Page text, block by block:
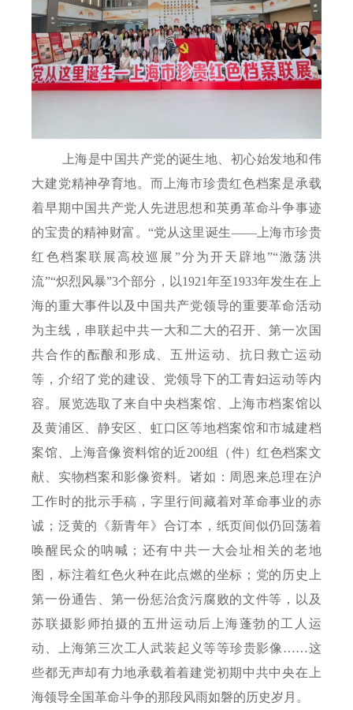
上海是中国共产党的诞生地、初心始发地和伟
大建党精神孕育地。而上海市珍贵红色档案是承载
着早期中国共产党人先进思想和英勇革命斗争事迹
的宝贵的精神财富。“党从这里诞生——上海市珍贵
红色档案联展高校巡展”分为开天辟地”“激荡洪
流”“炽烈风暴”3个部分，以1921年至1933年发生在上
海的重大事件以及中国共产党领导的重要革命活动
为主线，串联起中共一大和二大的召开、第一次国
共合作的酝酿和形成、五卅运动、抗日救亡运动
等，介绍了党的建设、党领导下的工青妇运动等内
容。展览选取了来自中央档案馆、上海市档案馆以
及黄浦区、静安区、虹口区等地档案馆和市城建档
案馆、上海音像资料馆的近200组（件）红色档案文
献、实物档案和影像资料。诸如：周恩来总理在沪
工作时的批示手稿，字里行间藏着对革命事业的赤
诚；泛黄的《新青年》合订本，纸页间似仍回荡着
唤醒民众的呐喊；还有中共一大会址相关的老地
图，标注着红色火种在此点燃的坐标；党的历史上
第一份通告、第一份惩治贪污腐败的文件等，以及
苏联摄影师拍摄的五卅运动后上海蓬勃的工人运
动、上海第三次工人武装起义等等珍贵影像……这
些都无声却有力地承载着着建党初期中共中央在上
海领导全国革命斗争的那段风雨如磐的历史岁月。